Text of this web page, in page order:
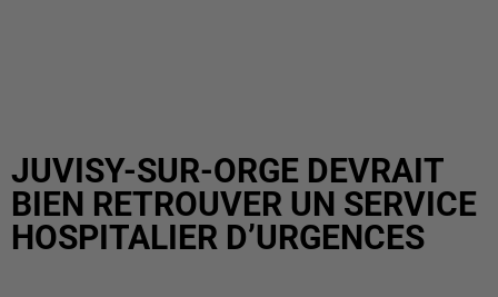
JUVISY-SUR-ORGE DEVRAIT
BIEN RETROUVER UN SERVICE
HOSPITALIER D’URGENCES